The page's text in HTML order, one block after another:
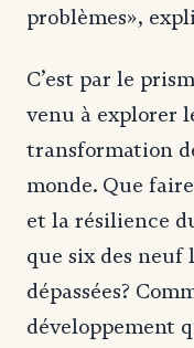
problèmes»,
C’est par le
venu à explorer
transformation
monde. Que
et la résilience
que six des
dépassées?
développement